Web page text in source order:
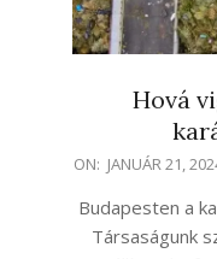
Hová
2024-
21
ON: JANUÁR 21,
Budapesten a
Társaságunk